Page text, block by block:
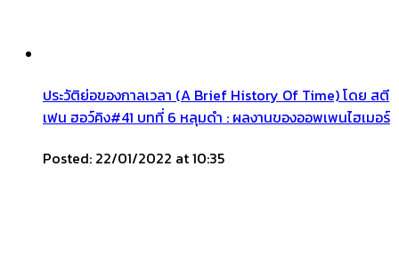
ประวัติย่อของกาลเวลา (A Brief History Of Time) โดย สตี
เฟน ฮอว์คิง#41 บทที่ 6 หลุมดำ : ผลงานของออพเพนไฮเมอร์
Posted: 22/01/2022 at 10:35